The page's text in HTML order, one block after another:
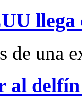
llega
de una
al